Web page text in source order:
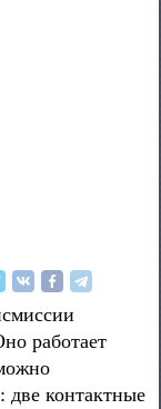
работает
две контактные